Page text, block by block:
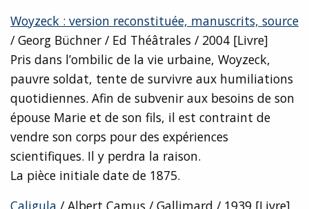
Woyzeck : version reconstituée, manuscrits, source
/ Georg Büchner / Ed Théâtrales / 2004 [Livre]
Pris dans l’ombilic de la vie urbaine, Woyzeck,
pauvre soldat, tente de survivre aux humiliations
quotidiennes. Afin de subvenir aux besoins de son
épouse Marie et de son fils, il est contraint de
vendre son corps pour des expériences
scientifiques. Il y perdra la raison.
La pièce initiale date de 1875.